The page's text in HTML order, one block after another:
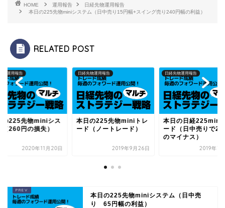
HOME 運用報告
日経先物運用報告
本日の225先物miniシステム（日中売り15円幅+スイング売り240円幅の利益）
RELATED POST
物運用報告
の225先物miniシス
（260円の損失）
2020年11月20日
日経先物運用報告
本日の225先物miniトレ
ード（ノートレード）
2019年9月26日
日経先物運用報告
本日の日経225mini
ード（日中売りで25
のマイナス）
2019年7
本日の225先物miniシステム（日中売
り 65円幅の利益）